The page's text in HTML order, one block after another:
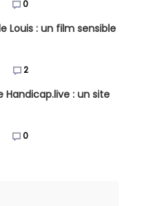
0
Louis : un film sensible
2
Handicap.live : un site
0